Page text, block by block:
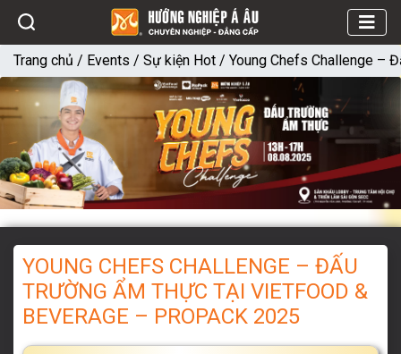
Trang chủ / Events / Sự kiện Hot / Young Chefs Challenge –
YOUNG CHEFS CHALLENGE – ĐẤU
TRƯỜNG ẨM THỰC TẠI VIETFOOD &
BEVERAGE – PROPACK 2025